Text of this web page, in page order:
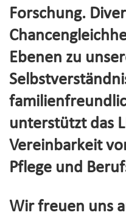
Forschung.
Ebenen zu
unterstützt das
Vereinbarkeit
Pflege und
Wir freuen uns